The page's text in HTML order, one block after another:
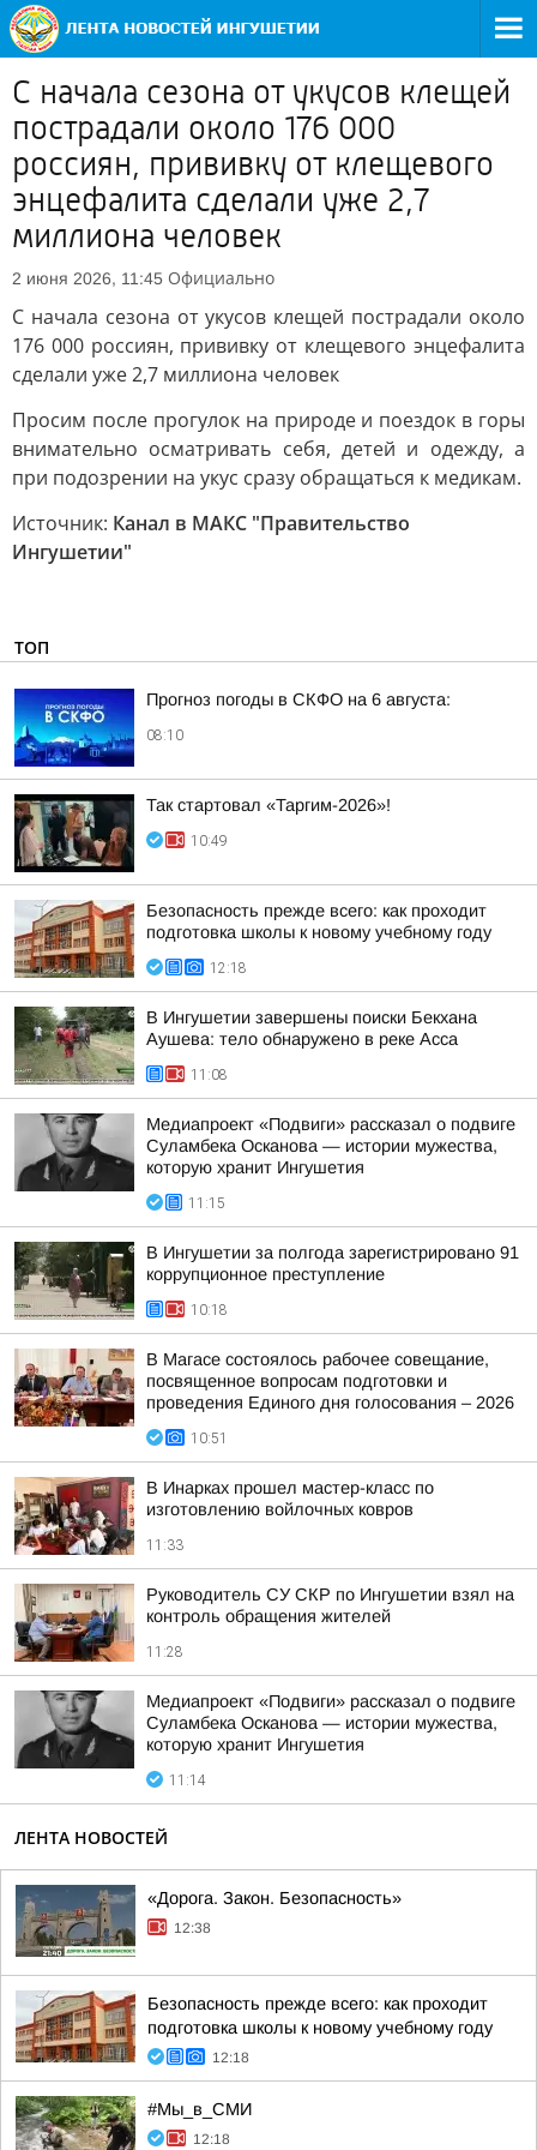
С начала сезона от укусов клещей
пострадали около 176 000
россиян, прививку от клещевого
энцефалита сделали уже 2,7
миллиона человек
2 июня 2026, 11:45 Официально
С начала сезона от укусов клещей пострадали около
176 000 россиян, прививку от клещевого энцефалита
сделали уже 2,7 миллиона человек
Просим после прогулок на природе и поездок в горы
внимательно осматривать себя, детей и одежду, а
при подозрении на укус сразу обращаться к медикам.
Источник: Канал в МАКС "Правительство
Ингушетии"
ТОП
Прогноз погоды в СКФО на 6 августа:
08:10
Так стартовал «Таргим-2026»!
10:49
Безопасность прежде всего: как проходит
подготовка школы к новому учебному году
12:18
В Ингушетии завершены поиски Бекхана
Аушева: тело обнаружено в реке Асса
11:08
Медиапроект «Подвиги» рассказал о подвиге
Суламбека Осканова — истории мужества,
которую хранит Ингушетия
11:15
В Ингушетии за полгода зарегистрировано 91
коррупционное преступление
10:18
В Магасе состоялось рабочее совещание,
посвященное вопросам подготовки и
проведения Единого дня голосования – 2026
10:51
В Инарках прошел мастер-класс по
изготовлению войлочных ковров
11:33
Руководитель СУ СКР по Ингушетии взял на
контроль обращения жителей
11:28
Медиапроект «Подвиги» рассказал о подвиге
Суламбека Осканова — истории мужества,
которую хранит Ингушетия
11:14
ЛЕНТА НОВОСТЕЙ
«Дорога. Закон. Безопасность»
12:38
Безопасность прежде всего: как проходит
подготовка школы к новому учебному году
12:18
#Мы_в_СМИ
12:18